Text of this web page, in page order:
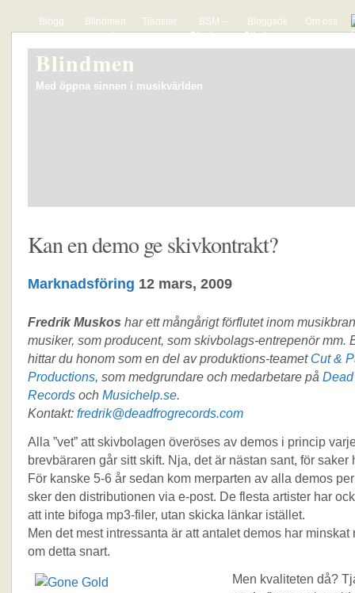
Blogg
Blindmen
presenterar
The Hyper
Actives
Tjänster
BSM –
Blindmens
lista över
Bloggsök
Blindmens
söktjänst
Om oss
Blindmen
Med öppna sinnen i musikvärlden
Kan en demo ge skivkontrakt?
Marknadsföring 12 mars, 2009
Fredrik Muskos har ett mångårigt förflutet inom
musiker, som producent, som skivbolags-entrepenör mm.
hittar du honom som en del av produktions-teamet Cut &
Productions, som medgrundare och medarbetare på
Recordsoch Musichelp.se.
Kontakt: fredrik@deadfrogrecords.com
Alla ”vet” att skivbolagen överöses av demos i princip
brevbäraren går sitt skift. Nja, det är nästan sant, för saker
För kanske 5-6 år sedan kom merparten av alla demos
sker den distributionen via e-post. De flesta artister har
att inte bifoga mp3-filer, utan skicka länkar istället.
Men det mest intressanta är att antalet demos har minskat
om detta snart.
Men kvaliteten då?